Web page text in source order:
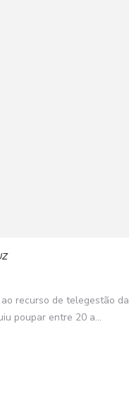
recurso de telegestão da
poupar entre 20 a...